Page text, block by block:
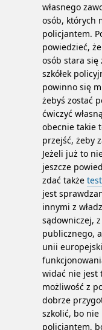
własnego
osób, których
policjantem.
powiedzieć,
osób stara
szkółek
powinno się
żebyś zostać
ćwiczyć
obecnie takie
przejść, żeby
Jeżeli już to
jeszcze
zdać także
jest
innymi z
sądowniczej,
publicznego,
unii
widać nie jest
możliwość z
dobrze
szkolić, bo nie
policjantem,